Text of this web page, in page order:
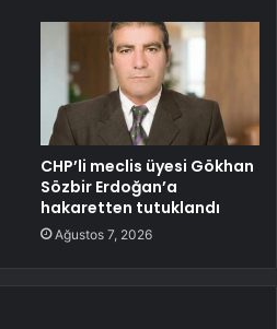
CHP’li meclis üyesi Gökhan
Sözbir Erdoğan’a
hakaretten tutuklandı
Ağustos 7, 2026